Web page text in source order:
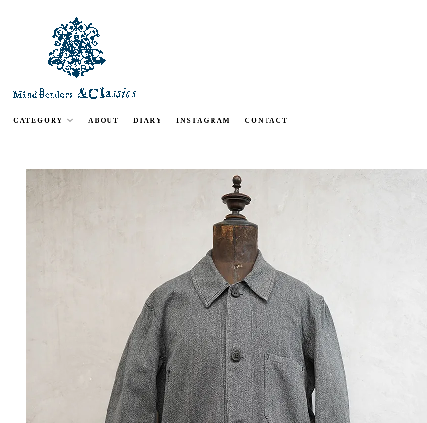
CATEGORY ABOUT DIARY INSTAGRAM CONTACT